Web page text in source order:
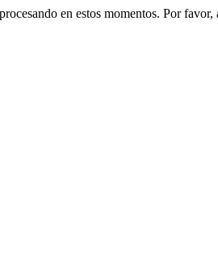
en estos momentos. Por